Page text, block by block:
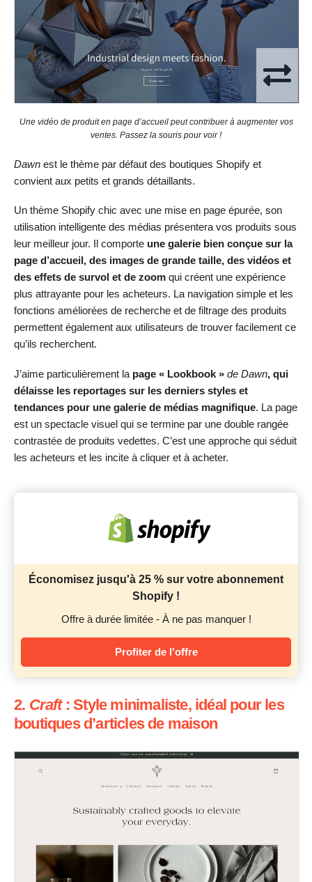
Une vidéo de produit en page d’accueil peut contribuer à augmenter vos
ventes. Passez la souris pour voir !
Dawn est le thème par défaut des boutiques Shopify et
convient aux petits et grands détaillants.
Un thème Shopify chic avec une mise en page épurée, son
utilisation intelligente des médias présentera vos produits sous
leur meilleur jour. Il comporte une galerie bien conçue sur la
page d’accueil, des images de grande taille, des vidéos et
des effets de survol et de zoom qui créent une expérience
plus attrayante pour les acheteurs. La navigation simple et les
fonctions améliorées de recherche et de filtrage des produits
permettent également aux utilisateurs de trouver facilement ce
qu’ils recherchent.
J’aime particulièrement la page « Lookbook » de Dawn, qui
délaisse les reportages sur les derniers styles et
tendances pour une galerie de médias magnifique. La page
est un spectacle visuel qui se termine par une double rangée
contrastée de produits vedettes. C’est une approche qui séduit
les acheteurs et les incite à cliquer et à acheter.
Économisez jusqu'à 25 % sur votre abonnement
Shopify !
Offre à durée limitée - À ne pas manquer !
Profiter de l'offre
2. Craft: Style minimaliste, idéal pour les
boutiques d’articles de maison